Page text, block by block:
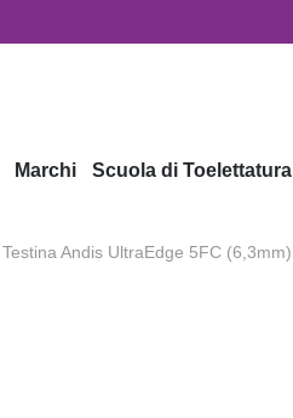
Marchi Scuola di Toelettatura
Testina Andis UltraEdge 5FC (6,3mm)